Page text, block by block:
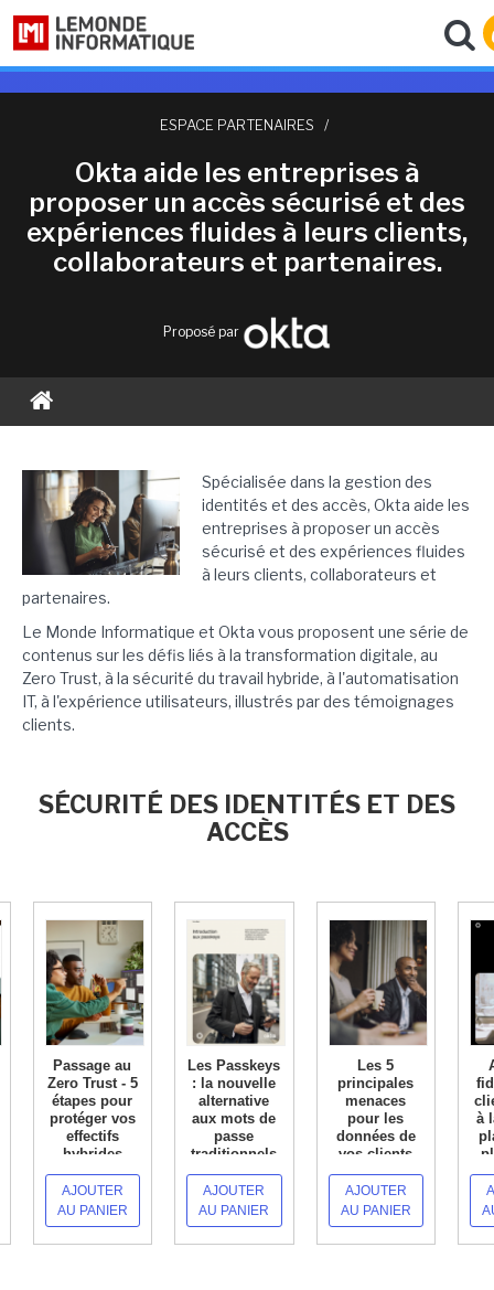
ESPACE PARTENAIRES /
Okta aide les entreprises à
proposer un accès sécurisé et des
expériences fluides à leurs clients,
collaborateurs et partenaires.
Proposé par
Spécialisée dans la gestion des
identités et des accès, Okta aide les
entreprises à proposer un accès
sécurisé et des expériences fluides
à leurs clients, collaborateurs et
partenaires.
Le Monde Informatique et Okta vous proposent une série de
contenus sur les défis liés à la transformation digitale, au
Zero Trust, à la sécurité du travail hybride, à l'automatisation
IT, à l'expérience utilisateurs, illustrés par des témoignages
clients.
SÉCURITÉ DES IDENTITÉS ET DES
ACCÈS
Passage au
Zero Trust - 5
étapes pour
protéger vos
effectifs
hybrides
EN SAVOIR +
AJOUTER
AU PANIER
Les Passkeys
: la nouvelle
alternative
aux mots de
passe
traditionnels
EN SAVOIR +
AJOUTER
AU PANIER
Les 5
principales
menaces
pour les
données de
vos clients
EN SAVOIR +
AJOUTER
AU PANIER
à